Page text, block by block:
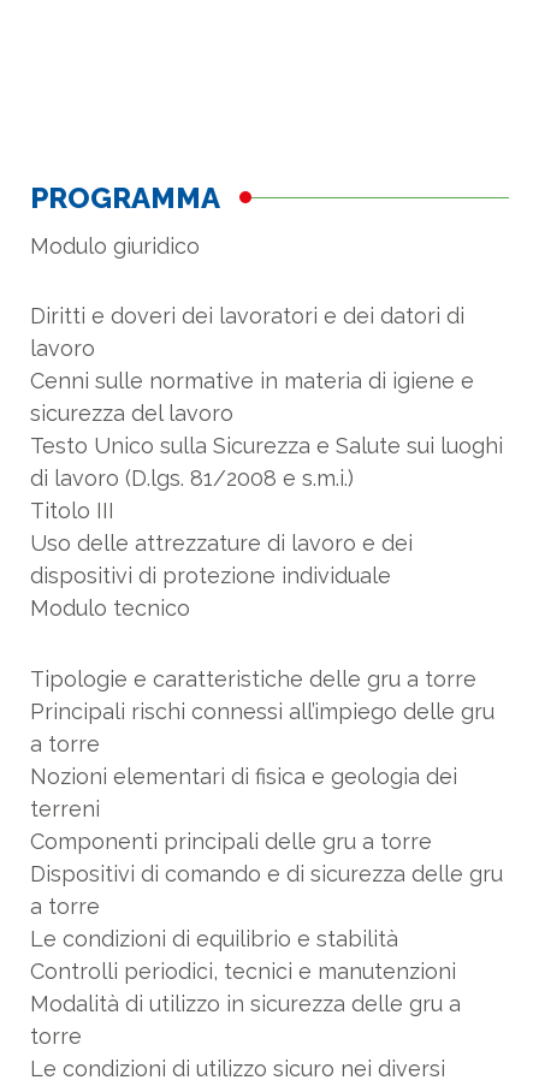
PROGRAMMA
Modulo giuridico
Diritti e doveri dei lavoratori e dei datori di
lavoro
Cenni sulle normative in materia di igiene e
sicurezza del lavoro
Testo Unico sulla Sicurezza e Salute sui luoghi
di lavoro (D.lgs. 81/2008 e s.m.i.)
Titolo III
Uso delle attrezzature di lavoro e dei
dispositivi di protezione individuale
Modulo tecnico
Tipologie e caratteristiche delle gru a torre
Principali rischi connessi all’impiego delle gru
a torre
Nozioni elementari di fisica e geologia dei
terreni
Componenti principali delle gru a torre
Dispositivi di comando e di sicurezza delle gru
a torre
Le condizioni di equilibrio e stabilità
Controlli periodici, tecnici e manutenzioni
Modalità di utilizzo in sicurezza delle gru a
torre
Le condizioni di utilizzo sicuro nei diversi